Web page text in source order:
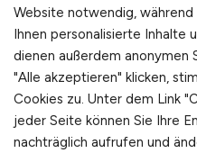
Pricing Expert
Hays
Website notwendig,
Ihnen personalisierte Inhalte
dienen außerdem anonymen
"Alle akzeptieren" klicken,
Cookies zu. Unter dem Link
jeder Seite können Sie Ihre
nachträglich aufrufen und